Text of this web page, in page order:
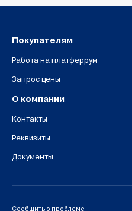
Покупателям
Работа на платферрум
Запрос цены
О компании
Контакты
Реквизиты
Документы
Сообщить о проблеме